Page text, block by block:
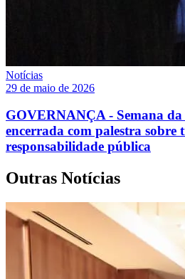
Notícias
29 de maio de 2026
GOVERNANÇA - Semana
encerrada com palestra sobre
responsabilidade pública
Outras Notícias